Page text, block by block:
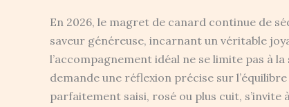
En 2026, le magret de canard continue de
saveur généreuse, incarnant un véritable
l’accompagnement idéal ne se limite pas à
demande une réflexion précise sur
parfaitement saisi, rosé ou plus cuit, s’invite